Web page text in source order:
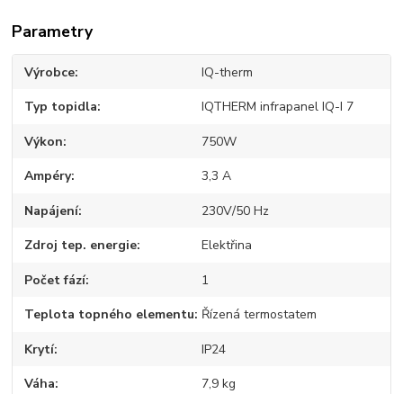
Parametry
Výrobce IQ-therm
Typ topidla IQTHERM infrapanel IQ-I 7
Výkon 750W
Ampéry 3,3 A
Napájení 230V/50 Hz
Zdroj tep. energie Elektřina
Počet fází 1
Teplota topného elementu Řízená termostatem
Krytí IP24
Váha 7,9 kg